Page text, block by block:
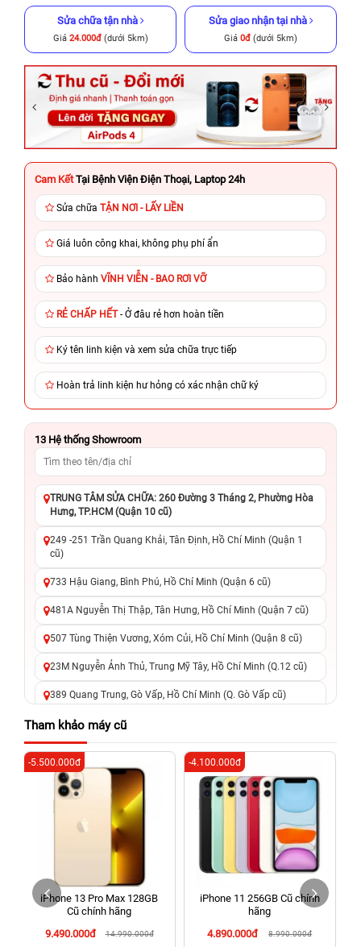
Sửa chữa tận nhà
Giá 24.000đ(dưới 5km)
Sửa giao nhận tại nhà
Giá 0đ (dưới 5km)
Cam Kết Tại Bệnh Viện Điện Thoại, Laptop 24h
Sửa chữa TẬN NƠI - LẤY LIỀN
Giá luôn công khai, không phụ phí ẩn
Bảo hành VĨNH VIỄN - BAO RƠI VỠ
RẺ CHẤP HẾT- Ở đâu rẻ hơn hoàn tiền
Ký tên linh kiện và xem sửa chữa trực tiếp
Hoàn trả linh kiện hư hỏng có xác nhận chữ ký
13 Hệ thống Showroom
TRUNG TÂM SỬA CHỮA: 260 Đường 3 Tháng 2, Phường Hòa
Hưng, TP.HCM (Quận 10 cũ)
249 -251 Trần Quang Khải, Tân Định, Hồ Chí Minh (Quận 1
cũ)
733 Hậu Giang, Bình Phú, Hồ Chí Minh (Quận 6 cũ)
481A Nguyễn Thị Thập, Tân Hưng, Hồ Chí Minh (Quận 7 cũ)
507 Tùng Thiện Vương, Xóm Củi, Hồ Chí Minh (Quận 8 cũ)
23M Nguyễn Ảnh Thủ, Trung Mỹ Tây, Hồ Chí Minh (Q.12 cũ)
389 Quang Trung, Gò Vấp, Hồ Chí Minh (Q. Gò Vấp cũ)
625 - 625A Âu Cơ, Tân Phú, Hồ Chí Minh (Quận Tân Phú cũ)
326 Lê Văn Việt, Tăng Nhơn Phú, Hồ Chí Minh (Q.9 TP. Thủ
Đức cũ)
256 Võ Văn Ngân, Thủ Đức, Hồ Chí Minh (Bình Thọ, TP. Thủ
70 Nguyễn An Ninh, Dĩ An, Hồ Chí Minh (Bình Dương Cũ)
24h Vũng Tàu: 162A Ba Cu, Vũng Tàu, Hồ Chí Minh (TP. Vũng
Tàu cũ)
198 Hoàng Văn Thụ, Tân Sơn Nhất, Hồ Chí Minh (Tân Bình
Tham khảo máy cũ
iPhone 13 Pro Max 128GB
Cũ chính hãng
9.490.000đ
14.990.000đ
-5.500.000đ
iPhone 11 256GB Cũ chính
hãng
4.890.000đ
8.990.000đ
-4.100.000đ